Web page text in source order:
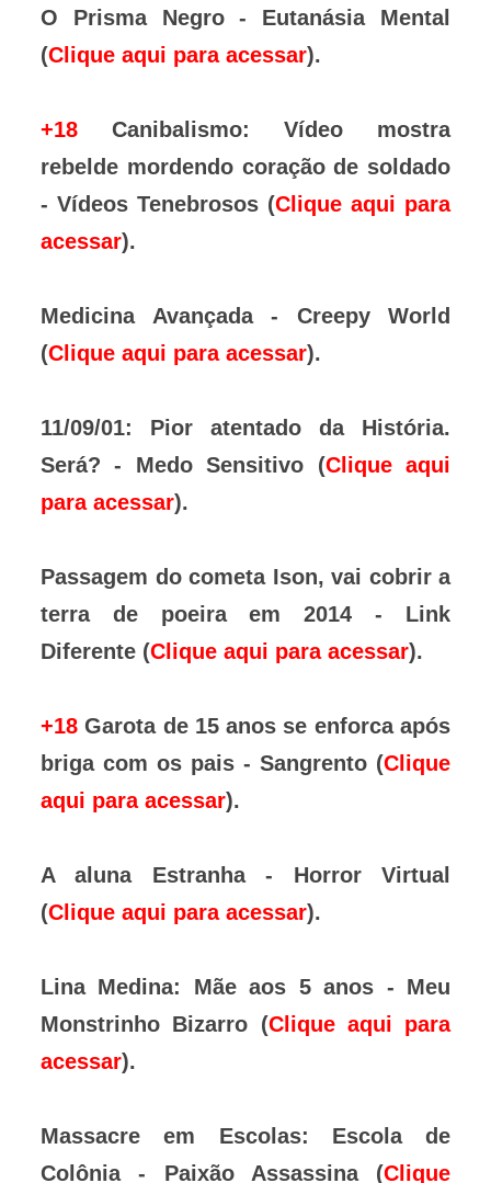
O Prisma Negro - Eutanásia Mental
(Clique aqui para acessar).
+18 Canibalismo: Vídeo mostra
rebelde mordendo coração de soldado
- Vídeos Tenebrosos (Clique aqui para
acessar).
Medicina Avançada - Creepy World
(Clique aqui para acessar).
11/09/01: Pior atentado da História.
Será? - Medo Sensitivo (Clique aqui
para acessar).
Passagem do cometa Ison, vai cobrir a
terra de poeira em 2014 - Link
Diferente (Clique aqui para acessar).
+18 Garota de 15 anos se enforca após
briga com os pais - Sangrento (Clique
aqui para acessar).
A aluna Estranha - Horror Virtual
(Clique aqui para acessar).
Lina Medina: Mãe aos 5 anos - Meu
Monstrinho Bizarro (Clique aqui para
acessar).
Massacre em Escolas: Escola de
Colônia - Paixão Assassina (Clique